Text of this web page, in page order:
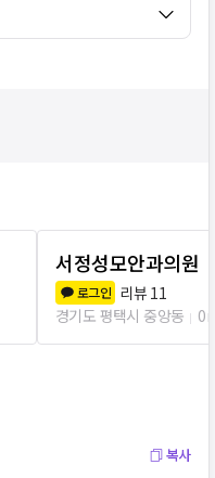
서정성모안과의원
로그인 리뷰 11
경기도 평택시 중앙동
0m
복사